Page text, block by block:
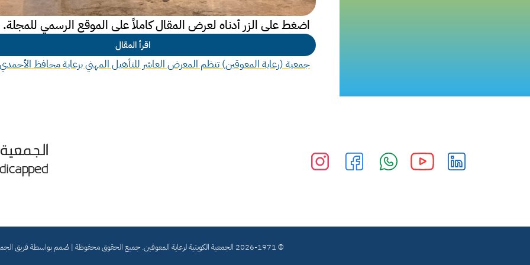
اضغط على الزر أدناه لعرض المقال كاملاً على الموقع الرسمي للمجلة.
اقرأ المقال
جمعية (رعاية المعوقين) تنظم المعرض العاشر للتأهيل المهني برعاية محافظ
© 2026-1971 الجمعية الكويتية لرعاية المعوقين. جميع الحقوق محفوظة | صُمم بواسطة فريق الجمعية ❤️